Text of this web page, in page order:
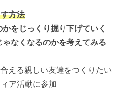
方法
をじっくり掘り下げていく
なくなるのかを考えてみる
しい友達をつくりたい
動に参加